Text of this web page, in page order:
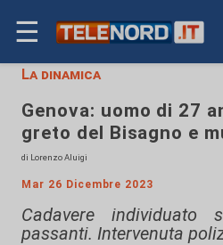
☰
La dinamica
Genova: uomo di 27
greto del Bisagno e
di Lorenzo Aluigi
Mar 26 Dicembre 2023
Cadavere individuato
passanti. Intervenuta